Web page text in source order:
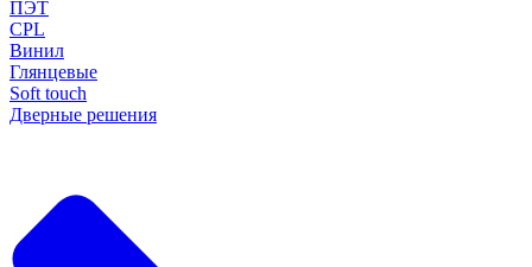
ПЭТ
CPL
Винил
Глянцевые
Soft touch
Дверные решения